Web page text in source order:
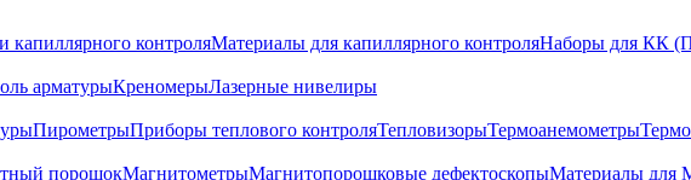
капиллярного контроляМатериалы для капиллярного контроляНаборы для КК
арматурыКреномерыЛазерные нивелиры
ПирометрыПриборы теплового контроляТепловизорыТермоанемометры
порошокМагнитометрыМагнитопорошковые дефектоскопыМатериалы